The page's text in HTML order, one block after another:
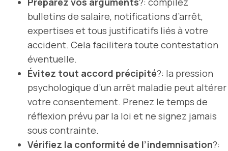
bulletins de salaire, notifications d’arrêt,
expertises et tous justificatifs liés à votre
accident. Cela facilitera toute contestation
éventuelle.
Évitez tout accord précipité?: la pression
psychologique d’un arrêt maladie peut altérer
votre consentement. Prenez le temps de
réflexion prévu par la loi et ne signez jamais
sous contrainte.
Vérifiez la conformité de l’indemnisation?: